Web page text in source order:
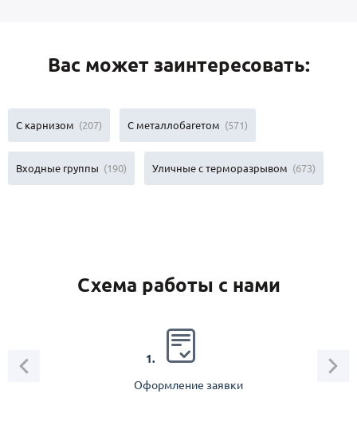
Вас может заинтересовать:
С карнизом (207) С металлобагетом (571)
Входные группы (190) Уличные с терморазрывом (673)
Схема работы с нами
1.
Оформление заявки